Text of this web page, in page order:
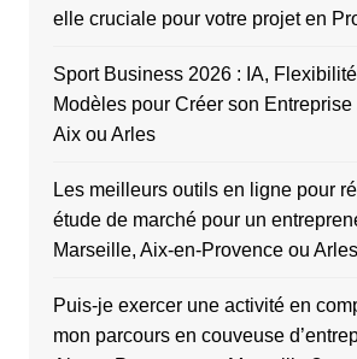
elle cruciale pour votre projet en
Sport Business 2026 : IA,
Modèles pour Créer son
Aix ou Arles
Les meilleurs outils en ligne pour
étude de marché pour un
Marseille, Aix-en-Provence ou Arles
Puis-je exercer une activité en
mon parcours en couveuse